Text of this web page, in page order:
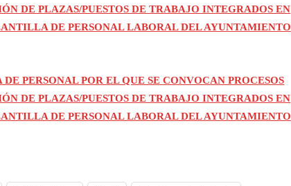
DE PLAZAS/PUESTOS DE TRABAJO INTEGRADOS EN
DE PERSONAL LABORAL DEL AYUNTAMIENTO
PERSONAL POR EL QUE SE CONVOCAN PROCESOS
DE PLAZAS/PUESTOS DE TRABAJO INTEGRADOS EN
DE PERSONAL LABORAL DEL AYUNTAMIENTO